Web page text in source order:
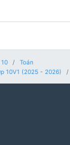
Toán
10V1 (2025 - 2026)